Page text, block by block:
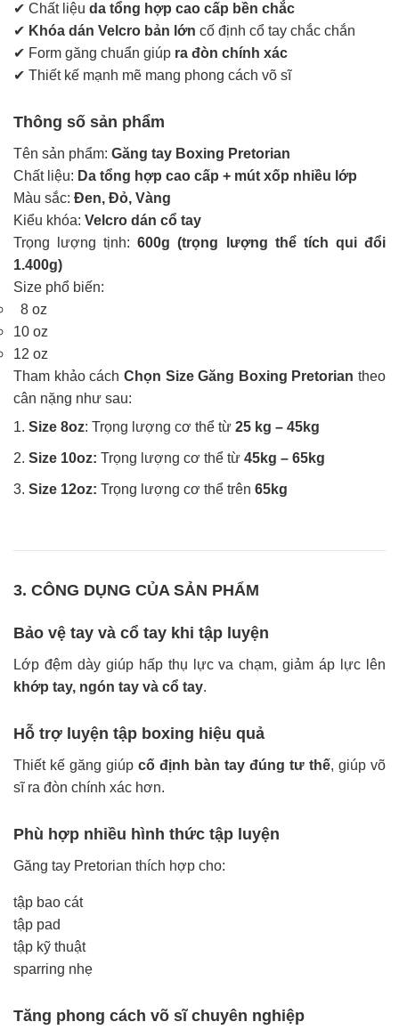
✔ Chất liệu da tổng hợp cao cấp bền chắc
✔ Khóa dán Velcro bản lớn cố định cổ tay chắc chắn
✔ Form găng chuẩn giúp ra đòn chính xác
✔ Thiết kế mạnh mẽ mang phong cách võ sĩ
Thông số sản phẩm
Tên sản phẩm: Găng tay Boxing Pretorian
Chất liệu: Da tổng hợp cao cấp + mút xốp nhiều lớp
Màu sắc: Đen, Đỏ, Vàng
Kiểu khóa: Velcro dán cổ tay
Trọng lượng tịnh:600g (trọng lượng thể tích qui đổi
1.400g)
Size phổ biến:
8 oz
10 oz
12 oz
Tham khảo cách Chọn Size Găng Boxing Pretorian theo
cân nặng như sau:
1. Size 8oz: Trọng lượng cơ thể từ 25 kg – 45kg
2. Size 10oz: Trọng lượng cơ thể từ 45kg – 65kg
3. Size 12oz: Trọng lượng cơ thể trên 65kg
3. CÔNG DỤNG CỦA SẢN PHẨM
Bảo vệ tay và cổ tay khi tập luyện
Lớp đệm dày giúp hấp thụ lực va chạm, giảm áp lực lên
khớp tay, ngón tay và cổ tay.
Hỗ trợ luyện tập boxing hiệu quả
Thiết kế găng giúp cố định bàn tay đúng tư thế, giúp võ
sĩ ra đòn chính xác hơn.
Phù hợp nhiều hình thức tập luyện
Găng tay Pretorian thích hợp cho:
tập bao cát
tập pad
tập kỹ thuật
sparring nhẹ
Tăng phong cách võ sĩ chuyên nghiệp